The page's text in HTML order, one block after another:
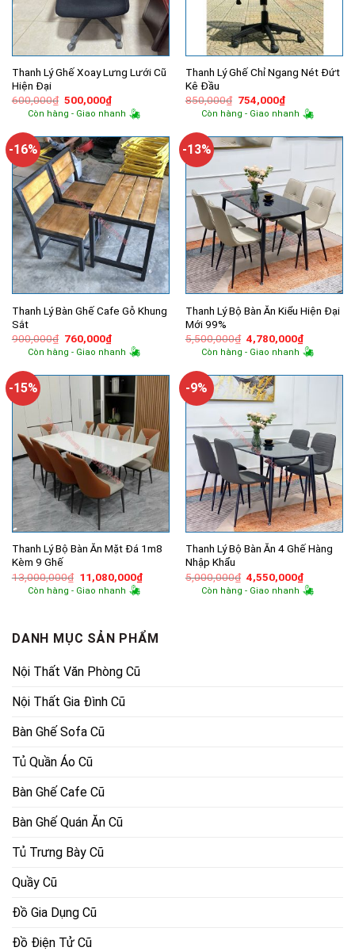
Thanh Lý Ghế Xoay Lưng Lưới Cũ
Hiện Đại
600,000₫ Giá
gốc
là:
500,000₫Giá
hiện
tại
500,000₫.
Còn hàng - Giao nhanh
Thanh Lý Ghế Chỉ Ngang Nét Đứt
Kê Đầu
850,000₫ Giá
gốc
là:
754,000₫Giá
hiện
tại
754,000₫.
Còn hàng - Giao nhanh
-16%
Thanh Lý Bàn Ghế Cafe Gỗ Khung
Sắt
900,000₫ Giá
gốc
là:
760,000₫Giá
hiện
tại
760,000₫.
Còn hàng - Giao nhanh
-13%
Thanh Lý Bộ Bàn Ăn Kiểu Hiện Đại
Mới 99%
5,500,000₫ Giá
gốc
là:
4,780,000₫Giá
hiện
tại
Còn hàng - Giao nhanh
-15%
Thanh Lý Bộ Bàn Ăn Mặt Đá 1m8
Kèm 9 Ghế
13,000,000₫ Giá
gốc
là:
11,080,000₫Giá
hiện
Còn hàng - Giao nhanh
-9%
Thanh Lý Bộ Bàn Ăn 4 Ghế Hàng
Nhập Khẩu
5,000,000₫ Giá
gốc
là:
4,550,000₫Giá
hiện
tại
Còn hàng - Giao nhanh
DANH MỤC SẢN PHẨM
Nội Thất Văn Phòng Cũ
Nội Thất Gia Đình Cũ
Bàn Ghế Sofa Cũ
Tủ Quần Áo Cũ
Bàn Ghế Cafe Cũ
Bàn Ghế Quán Ăn Cũ
Tủ Trưng Bày Cũ
Quầy Cũ
Đồ Gia Dụng Cũ
Đồ Điện Tử Cũ